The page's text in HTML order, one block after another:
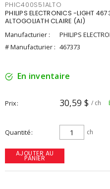
PHIC400S51ALTO
PHILIPS ELECTRONICS -LIGHT
ALTOGOLIATH CLAIRE (AI)
Manufacturier :
PHILIPS
# Manufacturier : 467373
En inventaire
Prix 30,59 $ / ch
Quantité ch
AJOUTER AU
PANIER